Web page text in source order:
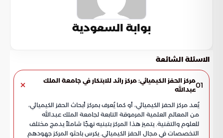
بوابة السعودية
الاسئلة الشائعة
01مركز الحفز الكيميائي: مركز رائد للابتكار في جامعة الملك
عبدالله
يُعد مركز الحفز الكيميائي، أو كما يُعرف بمركز أبحاث الحفز الكيميائي،
من المعالم العلمية المرموقة التابعة لجامعة الملك عبدالله
للعلوم والتقنية. يتميز هذا المركز بتبنيه نهجًا شاملاً يدمج مختلف
التخصصات في مجال الحفز الكيميائي. يكرس باحثو المركز جهودهم